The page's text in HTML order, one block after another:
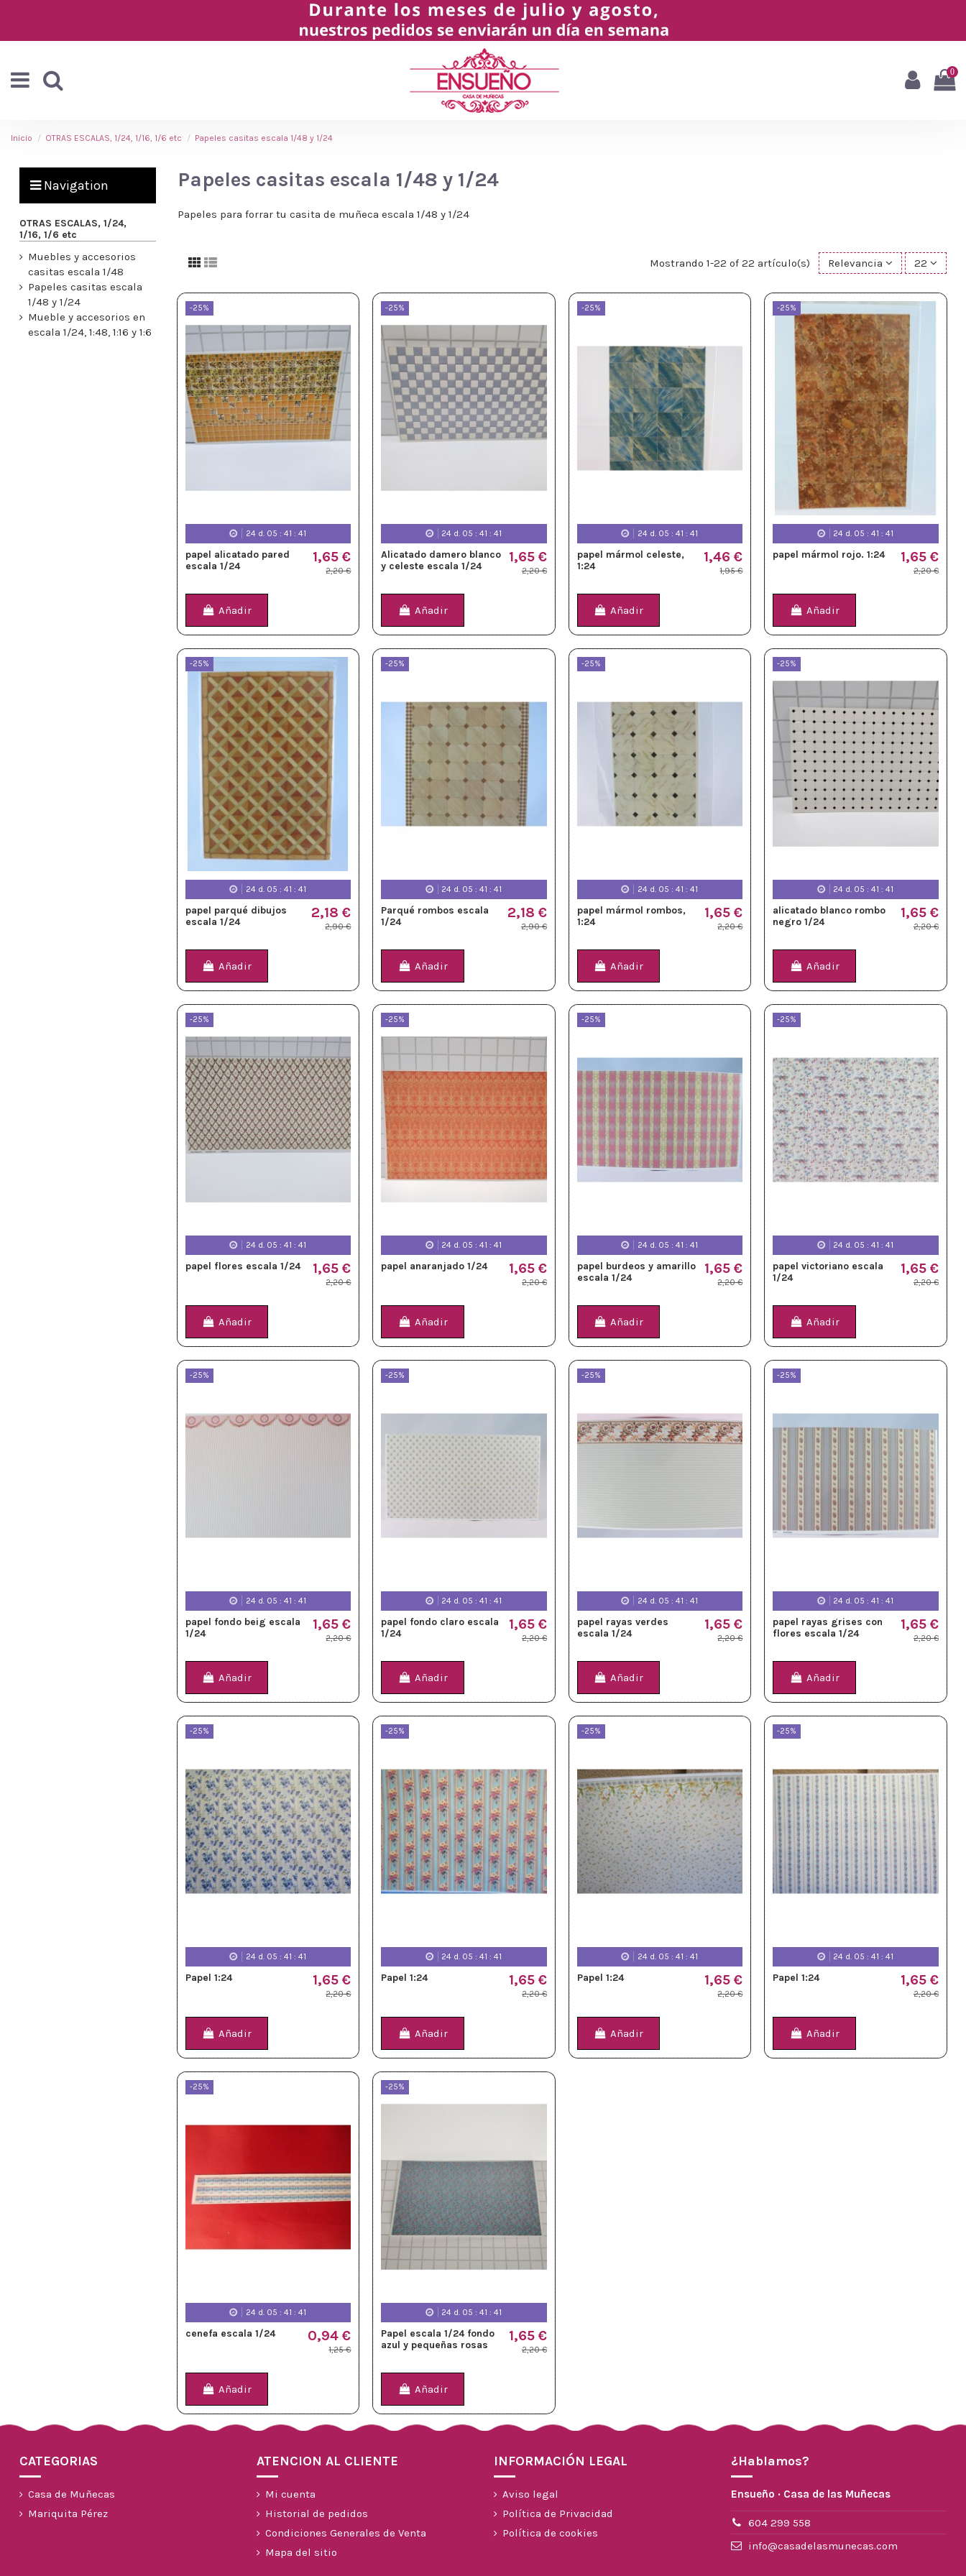
0
Inicio OTRAS ESCALAS, 1/24, 1/16, 1/6 etc Papeles casitas escala 1/48 y 1/24
Papeles casitas escala 1/48 y 1/24
Papeles para forrar tu casita de muñeca escala 1/48 y 1/24
Mostrando 1-22 of 22 artículo(s) Relevancia 22
-25%
24d. 05: 41: 39
papel alicatado pared
escala 1/24
1,65 €
2,20 €
Añadir
-25%
24d. 05: 41: 39
Alicatado damero blanco
y celeste escala 1/24
1,65 €
2,20 €
Añadir
-25%
24d. 05: 41: 39
papel mármol celeste,
1:24
1,46 €
1,95 €
Añadir
-25%
24d. 05: 41: 39
papel mármol rojo. 1:24 1,65 €
2,20 €
Añadir
-25%
24d. 05: 41: 39
papel parqué dibujos
escala 1/24
2,18 €
2,90 €
Añadir
-25%
24d. 05: 41: 39
Parqué rombos escala
1/24
2,18 €
2,90 €
Añadir
-25%
24d. 05: 41: 39
papel mármol rombos,
1:24
1,65 €
2,20 €
Añadir
-25%
24d. 05: 41: 39
alicatado blanco rombo
negro 1/24
1,65 €
2,20 €
Añadir
-25%
24d. 05: 41: 39
papel flores escala 1/24 1,65 €
2,20 €
Añadir
-25%
24d. 05: 41: 39
papel anaranjado 1/24 1,65 €
2,20 €
Añadir
-25%
24d. 05: 41: 39
papel burdeos y amarillo
escala 1/24
1,65 €
2,20 €
Añadir
-25%
24d. 05: 41: 39
papel victoriano escala
1/24
1,65 €
2,20 €
Añadir
-25%
24d. 05: 41: 39
papel fondo beig escala
1/24
1,65 €
2,20 €
Añadir
-25%
24d. 05: 41: 39
papel fondo claro escala
1/24
1,65 €
2,20 €
Añadir
-25%
24d. 05: 41: 39
papel rayas verdes
escala 1/24
1,65 €
2,20 €
Añadir
-25%
24d. 05: 41: 39
papel rayas grises con
flores escala 1/24
1,65 €
2,20 €
Añadir
-25%
24d. 05: 41: 39
Papel 1:24 1,65 €
2,20 €
Añadir
-25%
24d. 05: 41: 39
Papel 1:24 1,65 €
2,20 €
Añadir
-25%
24d. 05: 41: 39
Papel 1:24 1,65 €
2,20 €
Añadir
-25%
24d. 05: 41: 39
Papel 1:24 1,65 €
2,20 €
Añadir
-25%
24d. 05: 41: 39
cenefa escala 1/24 0,94 €
1,25 €
Añadir
-25%
24d. 05: 41: 39
Papel escala 1/24 fondo
azul y pequeñas rosas
1,65 €
2,20 €
Añadir
Navigation
OTRAS ESCALAS, 1/24,
1/16, 1/6 etc
Muebles y accesorios
casitas escala 1/48
Papeles casitas escala
1/48 y 1/24
Mueble y accesorios en
escala 1/24, 1:48, 1:16 y 1:6
CATEGORIAS
Casa de Muñecas
Mariquita Pérez
ATENCION AL CLIENTE
Mi cuenta
Historial de pedidos
Condiciones Generales de Venta
Mapa del sitio
INFORMACIÓN LEGAL
Aviso legal
Política de Privacidad
Política de cookies
¿Hablamos?
Ensueño · Casa de las Muñecas
604 299 558
info@casadelasmunecas.com